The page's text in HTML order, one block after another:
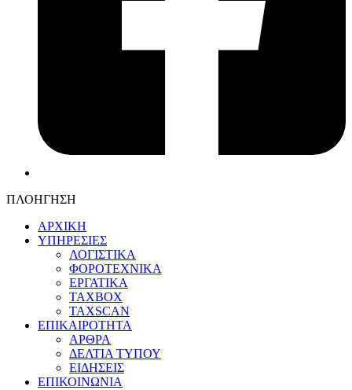
ΠΛΟΗΓΗΣΗ
ΑΡΧΙΚΗ
ΥΠΗΡΕΣΙΕΣ
ΛΟΓΙΣΤΙΚΑ
ΦΟΡΟΤΕΧΝΙΚΑ
ΕΡΓΑΤΙΚΑ
TAXBOX
TAXSCAN
ΕΠΙΚΑΙΡΟΤΗΤΑ
ΑΡΘΡΑ
ΔΕΛΤΙΑ ΤΥΠΟΥ
ΕΙΔΗΣΕΙΣ
ΕΠΙΚΟΙΝΩΝΙΑ